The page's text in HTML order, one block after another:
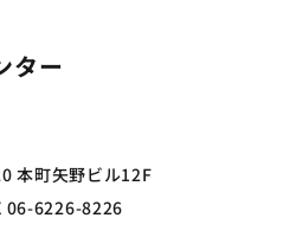
ター
本町矢野ビル12F
6226-8226